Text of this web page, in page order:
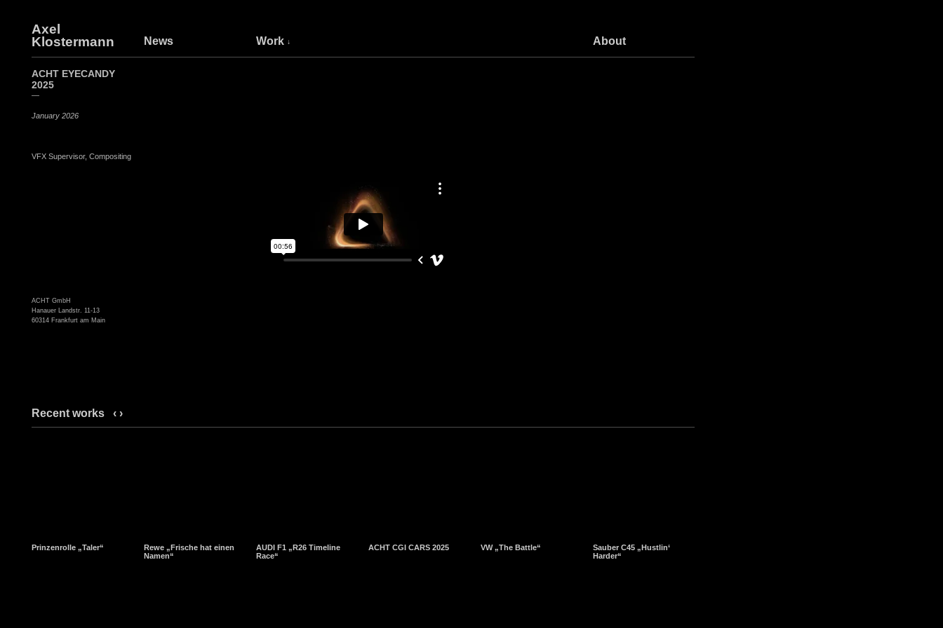
Axel
Klostermann
News Work About
ACHT EYECANDY
2025
—
January 2026
VFX Supervisor, Compositing
ACHT GmbH
Hanauer Landstr. 11-13
60314 Frankfurt am Main
Recent works ‹ ›
Prinzenrolle „Taler“
Rewe „Frische hat einen
Namen“
AUDI F1 „R26 Timeline
Race“
ACHT CGI CARS 2025 VW „The Battle“
Sauber C45 „Hustlin‘
Harder“